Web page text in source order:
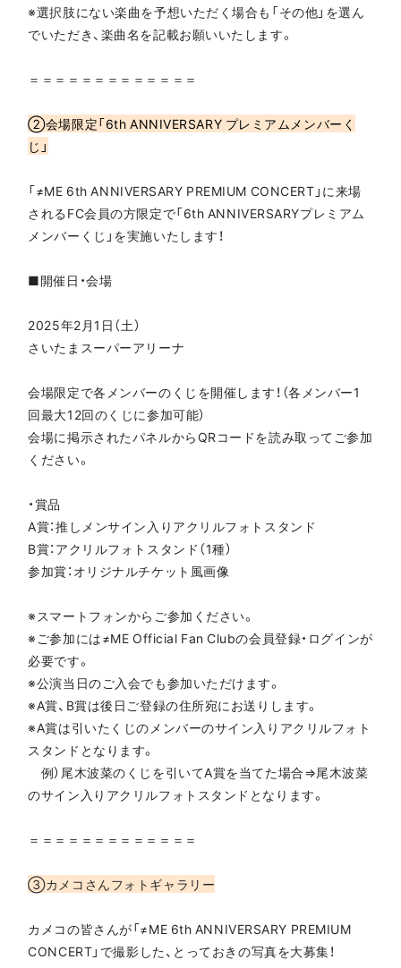
※選択肢にない楽曲を予想いただく場合も「その他」を選ん
でいただき、楽曲名を記載お願いいたします。
＝＝＝＝＝＝＝＝＝＝＝＝＝
②会場限定「6th ANNIVERSARY プレミアムメンバーく
じ」
「≠ME 6th ANNIVERSARY PREMIUM CONCERT」に来場
されるFC会員の方限定で「6th ANNIVERSARYプレミアム
メンバーくじ」を実施いたします！
■開催日・会場
2025年2月1日（土）
さいたまスーパーアリーナ
会場限定で各メンバーのくじを開催します！（各メンバー1
回最大12回のくじに参加可能）
会場に掲示されたパネルからQRコードを読み取ってご参加
ください。
・賞品
A賞：推しメンサイン入りアクリルフォトスタンド
B賞：アクリルフォトスタンド（1種）
参加賞：オリジナルチケット風画像
※スマートフォンからご参加ください。
※ご参加には≠ME Official Fan Clubの会員登録・ログインが
必要です。
※公演当日のご入会でも参加いただけます。
※A賞、B賞は後日ご登録の住所宛にお送りします。
※A賞は引いたくじのメンバーのサイン入りアクリルフォト
スタンドとなります。
例）尾木波菜のくじを引いてA賞を当てた場合⇒尾木波菜
のサイン入りアクリルフォトスタンドとなります。
＝＝＝＝＝＝＝＝＝＝＝＝＝
③カメコさんフォトギャラリー
カメコの皆さんが「≠ME 6th ANNIVERSARY PREMIUM
CONCERT」で撮影した、とっておきの写真を大募集！